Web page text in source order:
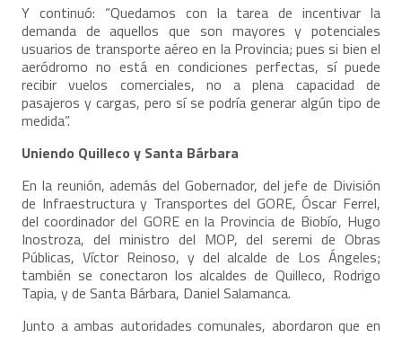
Y continuó: “Quedamos con la tarea de incentivar la
demanda de aquellos que son mayores y potenciales
usuarios de transporte aéreo en la Provincia; pues si bien el
aeródromo no está en condiciones perfectas, sí puede
recibir vuelos comerciales, no a plena capacidad de
pasajeros y cargas, pero sí se podría generar algún tipo de
medida”.
Uniendo Quilleco y Santa Bárbara
En la reunión, además del Gobernador, del jefe de División
de Infraestructura y Transportes del GORE, Óscar Ferrel,
del coordinador del GORE en la Provincia de Biobío, Hugo
Inostroza, del ministro del MOP, del seremi de Obras
Públicas, Víctor Reinoso, y del alcalde de Los Ángeles;
también se conectaron los alcaldes de Quilleco, Rodrigo
Tapia, y de Santa Bárbara, Daniel Salamanca.
Junto a ambas autoridades comunales, abordaron que en